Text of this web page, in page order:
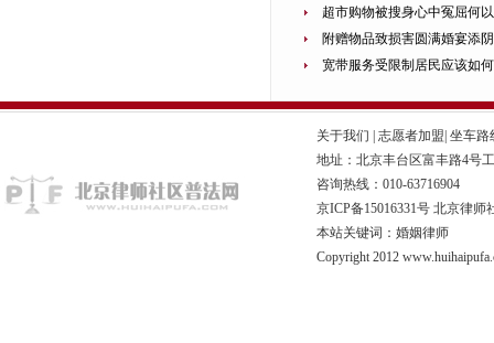
超市购物被搜身心中冤屈何
附赠物品致损害圆满婚宴添
宽带服务受限制居民应该如
关于我们 志愿者加盟 坐车路
地址：北京丰台区富丰路4号
咨询热线：010-63716904
京ICP备15016331号 北京律师
本站关键词：婚姻律师
Copyright 2012